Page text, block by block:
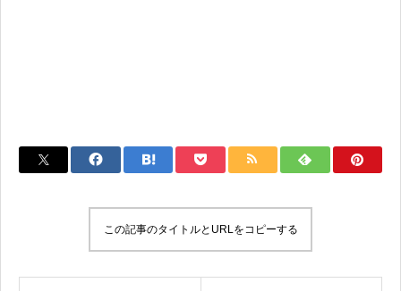
この記事のタイトルとURLをコピーする